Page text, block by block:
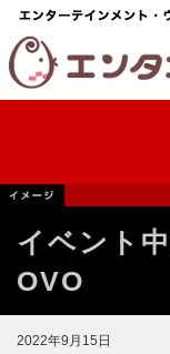
イベント
OVO
2022年9月15日